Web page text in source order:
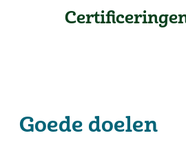
Goede doelen